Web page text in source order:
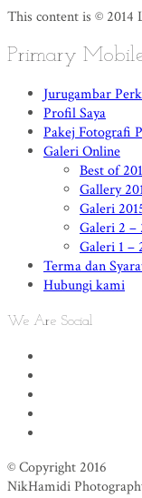
This content is © 2014
Primary
Jurugambar
Profil Saya
Pakej Fotografi
Galeri Online
Best of
Gallery
Galeri
Galeri 2 –
Galeri 1 –
Terma dan
Hubungi kami
We Are Social
© Copyright 2016
NikHamidi